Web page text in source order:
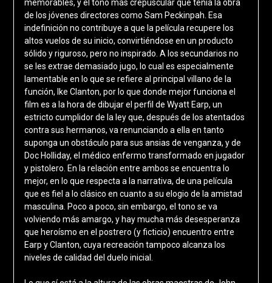
memorables, y el tono más crepuscular que teñía la obra
de los jóvenes directores como Sam Peckinpah. Esa
indefinición no contribuye a que la película recupere los
altos vuelos de su inicio, convirtiéndose en un producto
sólido y riguroso, pero no inspirado. A los secundarios no
se les extrae demasiado jugo, lo cual es especialmente
lamentable en lo que se refiere al principal villano de la
función, Ike Clanton, por lo que donde mejor funciona el
film es a la hora de dibujar el perfil de Wyatt Earp, un
estricto cumplidor de la ley que, después de los atentados
contra sus hermanos, va renunciando a ella en tanto
suponga un obstáculo para sus ansias de venganza, y de
Doc Holliday, el médico enfermo transformado en jugador
y pistolero. En la relación entre ambos se encuentra lo
mejor, en lo que respecta a la narrativa, de una película
que es fiel a lo clásico en cuanto a su elogio de la amistad
masculina. Poco a poco, sin embargo, el tono se va
volviendo más amargo, y hay mucha más desesperanza
que heroísmo en el postrero (y ficticio) encuentro entre
Earp y Clanton, cuya recreación tampoco alcanza los
niveles de calidad del duelo inicial.